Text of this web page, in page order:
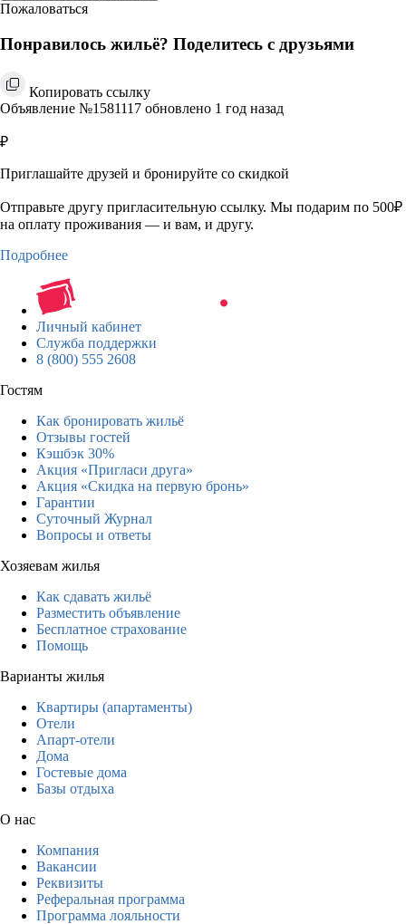
Пожаловаться
Понравилось жильё? Поделитесь с друзьями
Копировать ссылку
Объявление №1581117 обновлено 1 год назад
₽
Приглашайте друзей и бронируйте со скидкой
Отправьте другу пригласительную ссылку. Мы подарим по 500₽
на оплату проживания — и вам, и другу.
Подробнее
Личный кабинет
Служба поддержки
8 (800) 555 2608
Гостям
Как бронировать жильё
Отзывы гостей
Кэшбэк 30%
Акция «Пригласи друга»
Акция «Скидка на первую бронь»
Гарантии
Суточный Журнал
Вопросы и ответы
Хозяевам жилья
Как сдавать жильё
Разместить объявление
Бесплатное страхование
Помощь
Варианты жилья
Квартиры (апартаменты)
Отели
Апарт-отели
Дома
Гостевые дома
Базы отдыха
О нас
Компания
Вакансии
Реквизиты
Реферальная программа
Программа лояльности